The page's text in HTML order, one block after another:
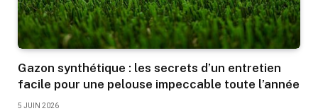
Gazon synthétique : les secrets d’un entretien
facile pour une pelouse impeccable toute l’année
5 JUIN 2026